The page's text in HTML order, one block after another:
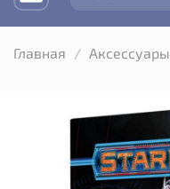
Главная Аксессуары